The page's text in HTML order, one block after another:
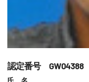
認定番号 GW04388
氏 名